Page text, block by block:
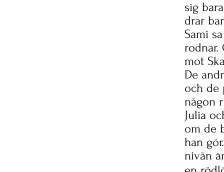
sig
drar
Sami
rodnar.
mot
De
och de
någon
Julia
om de
han
nivån